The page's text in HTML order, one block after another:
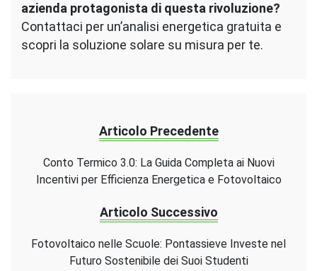
azienda protagonista di questa rivoluzione?
Contattaci per un’analisi energetica gratuita e
scopri la soluzione solare su misura per te.
Articolo Precedente
Conto Termico 3.0: La Guida Completa ai Nuovi
Incentivi per Efficienza Energetica e Fotovoltaico
Articolo Successivo
Fotovoltaico nelle Scuole: Pontassieve Investe nel
Futuro Sostenibile dei Suoi Studenti